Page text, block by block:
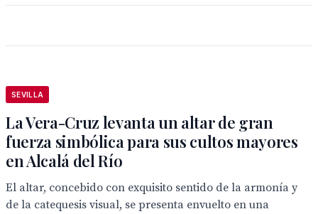
SEVILLA
La Vera-Cruz levanta un altar de gran
fuerza simbólica para sus cultos mayores
en Alcalá del Río
El altar, concebido con exquisito sentido de la armonía y
de la catequesis visual, se presenta envuelto en una